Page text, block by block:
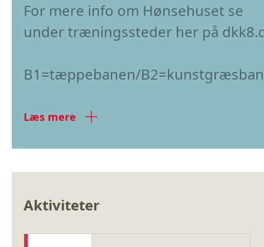
For mere info om Hønsehuset se
under træningssteder her på
B1=tæppebanen/
Læs mere
Aktiviteter